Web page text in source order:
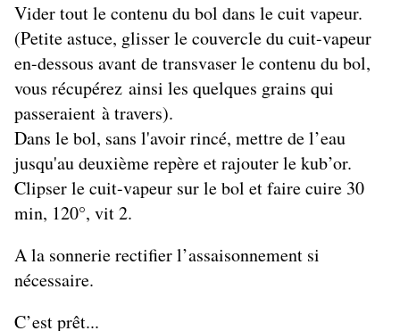
Vider tout le contenu du bol dans le cuit vapeur.
(Petite astuce, glisser le couvercle du cuit-vapeur
en-dessous avant de transvaser le contenu du bol,
vous récupérez ainsi les quelques grains qui
passeraient à travers).
Dans le bol, sans l'avoir rincé, mettre de l’eau
jusqu'au deuxième repère et rajouter le kub’or.
Clipser le cuit-vapeur sur le bol et faire cuire 30
min, 120°, vit 2.
A la sonnerie rectifier l’assaisonnement si
nécessaire.
C’est prêt...